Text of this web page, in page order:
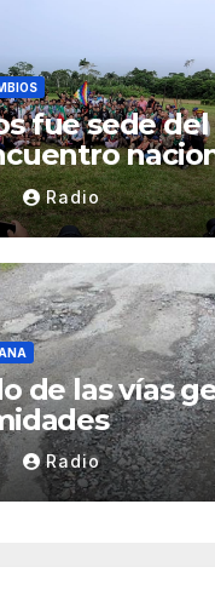
fue sede del
Radio
de las vías
Radio